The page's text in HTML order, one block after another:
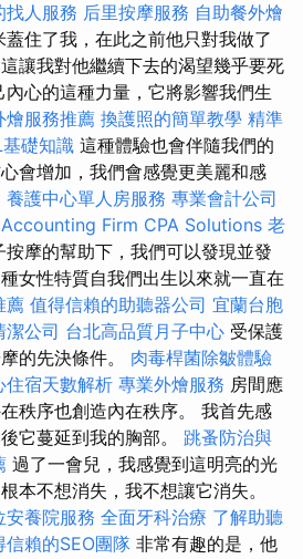
找人服務 后里按摩服務 自助餐外燴
蓋住了我，在此之前他只對我做了
讓我對他繼續下去的渴望幾乎要死
心的這種力量，它將影響我們生
燴服務推薦 換護照的簡單教學 精準
礎知識 這種體驗也會伴隨我們的
會增加，我們會感覺更美麗和感
養護中心單人房服務 專業會計公司
Firm CPA Solutions 老
按摩的幫助下，我們可以發現並發
女性特質自我們出生以來就一直在
薦 值得信賴的助聽器公司 宜蘭台胞
潔公司 台北高品質月子中心 受保護
的先決條件。 肉毒桿菌除皺體驗
住宿天數解析 專業外燴服務 房間應
秩序也創造內在秩序。 我首先感
它蔓延到我的胸部。 跳蚤防治與
過了一會兒，我感覺到這明亮的光
本不想消失，我不想讓它消失。
安養院服務 全面牙科治療 了解助聽
信賴的SEO團隊 非常有趣的是，他